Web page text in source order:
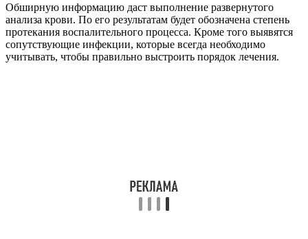
Обширную информацию даст выполнение развернутого
анализа крови. По его результатам будет обозначена степень
протекания воспалительного процесса. Кроме того выявятся
сопутствующие инфекции, которые всегда необходимо
учитывать, чтобы правильно выстроить порядок лечения.